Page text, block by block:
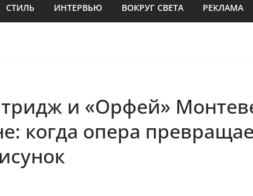
СТИЛЬ ИНТЕРВЬЮ ВОКРУГ СВЕТА РЕКЛАМА
и «Орфей»
когда опера